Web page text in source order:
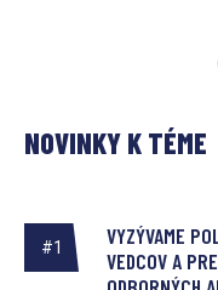
dostávalo taký
viceprezident RÚZ,
vyvíja cez kritiku a
RÚZ, Robert Spišák:
NOVINKY K TÉME
#1
VYZÝVAME
VEDCOV A